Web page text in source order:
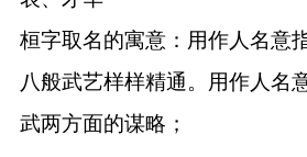
桓字取名的寓意：用作人名意
八般武艺样样精通。用作人名
武两方面的谋略；